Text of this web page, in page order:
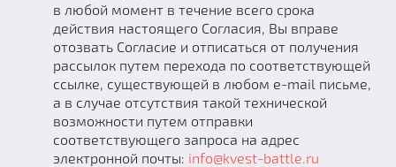
в любой момент в течение всего срока
действия настоящего Согласия, Вы вправе
отозвать Согласие и отписаться от получения
рассылок путем перехода по соответствующей
ссылке, существующей в любом e-mail письме,
а в случае отсутствия такой технической
возможности путем отправки
соответствующего запроса на адрес
электронной почты: info@kvest-battle.ru